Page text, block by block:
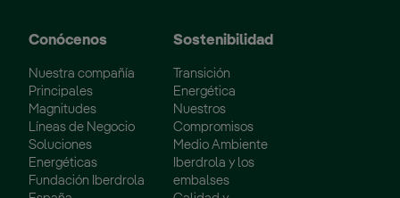
Conócenos
Nuestra compañía
Principales
Magnitudes
Líneas de Negocio
Soluciones
Energéticas
Fundación Iberdrola
Sostenibilidad
Transición
Energética
Nuestros
Compromisos
Medio Ambiente
Iberdrola y los
embalses